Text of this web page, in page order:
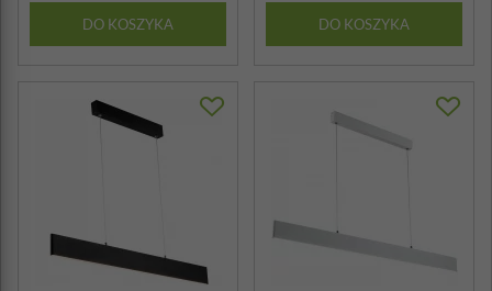
DO KOSZYKA DO KOSZYKA